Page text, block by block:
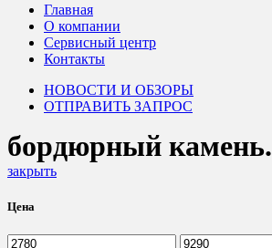
Главная
О компании
Сервисный центр
Контакты
НОВОСТИ И ОБЗОРЫ
ОТПРАВИТЬ ЗАПРОС
бордюрный камень.
закрыть
Цена
Минимальная
Максимальная